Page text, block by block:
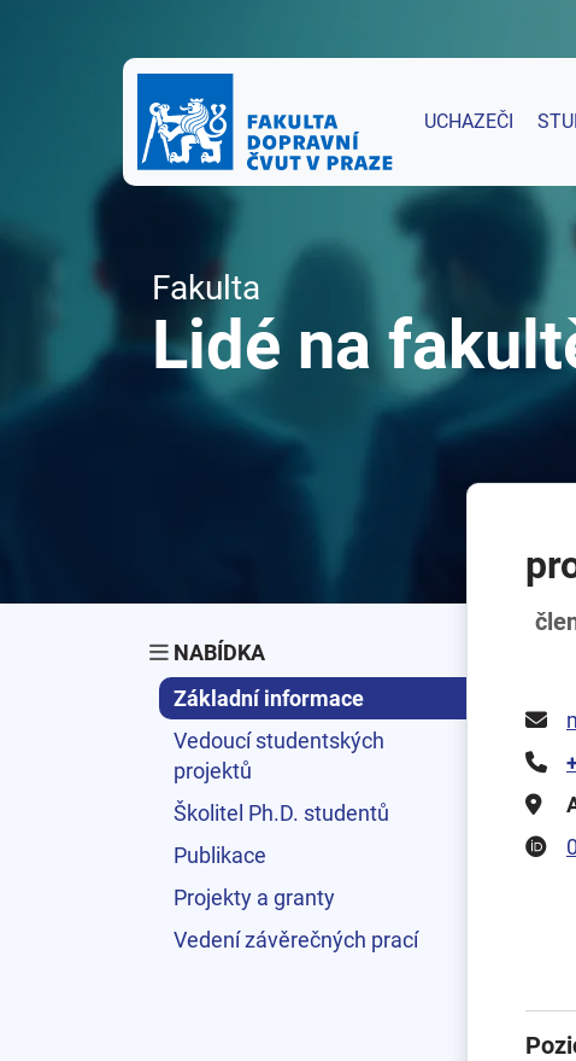
UCHAZEČI
Fakulta
Lidé na
NABÍDKA
Základní informace
Vedoucí studentských
projektů
Školitel Ph.D. studentů
Publikace
Projekty a granty
Vedení závěrečných prací